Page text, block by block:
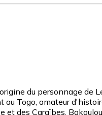
du personnage
Togo, amateur
des Caraïbes.